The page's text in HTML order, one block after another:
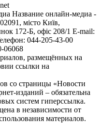
Название онлайн-медиа -
місто Київ,
172-Б, офіс 208/1 E-mail:
044-205-43-00
06068
размещённых на
ссылки на
со страницы «Новости
изданий – обязательна
систем гиперссылка.
в независимости от
материалов.